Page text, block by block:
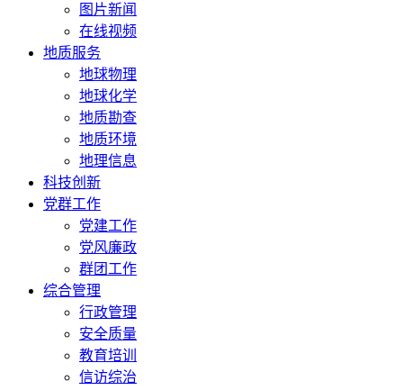
图片新闻
在线视频
地质服务
地球物理
地球化学
地质勘查
地质环境
地理信息
科技创新
党群工作
党建工作
党风廉政
群团工作
综合管理
行政管理
安全质量
教育培训
信访综治